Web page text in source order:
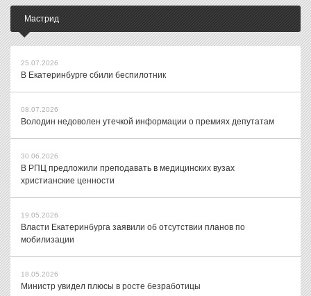
Мастрид
25.07.2026
В Екатеринбурге сбили беспилотник
08.07.2026
Володин недоволен утечкой информации о премиях депутатам
30.06.2026
В РПЦ предложили преподавать в медицинских вузах
христианские ценности
19.05.2026
Власти Екатеринбурга заявили об отсутствии планов по
мобилизации
18.05.2026
Министр увидел плюсы в росте безработицы